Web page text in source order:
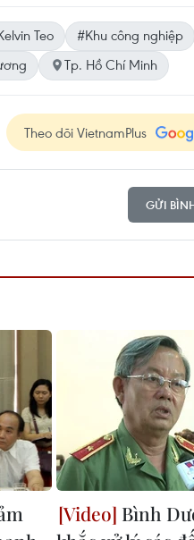
Teo
#Khu công nghiệp
Tp. Hồ Chí Minh
Theo dõi VietnamPlus
GỬI
Bình